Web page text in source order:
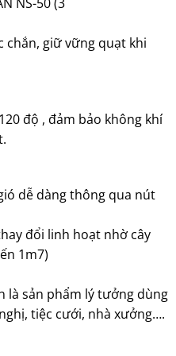
chắn, giữ vững quạt khi
độ , đảm bảo không khí
dễ dàng thông qua nút
đổi linh hoạt nhờ cây
1m7)
là sản phẩm lý tưởng dùng
tiệc cưới, nhà xưởng….